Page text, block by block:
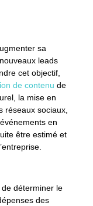
sa
leads
cet objectif,
de contenu de
la mise en
réseaux sociaux,
en
être estimé et
déterminer le
des